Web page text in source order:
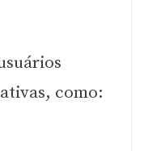
como: